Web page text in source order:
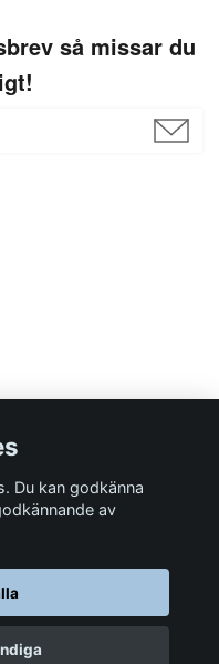
så missar du
Vi accepterar
Du kan godkänna
av